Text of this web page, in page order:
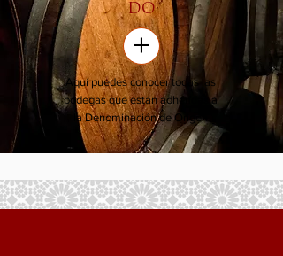
DO
+
Aquí puedes conocer todas las
bodegas que están adheridas a
la Denominación de Origen